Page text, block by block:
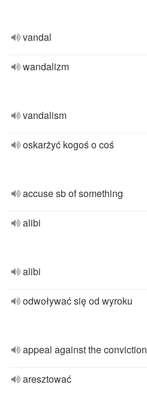
vandal
wandalizm
vandalism
oskarżyć kogoś o coś
accuse sb of something
alibi
alibi
odwoływać się od wyroku
appeal against the conviction
aresztować